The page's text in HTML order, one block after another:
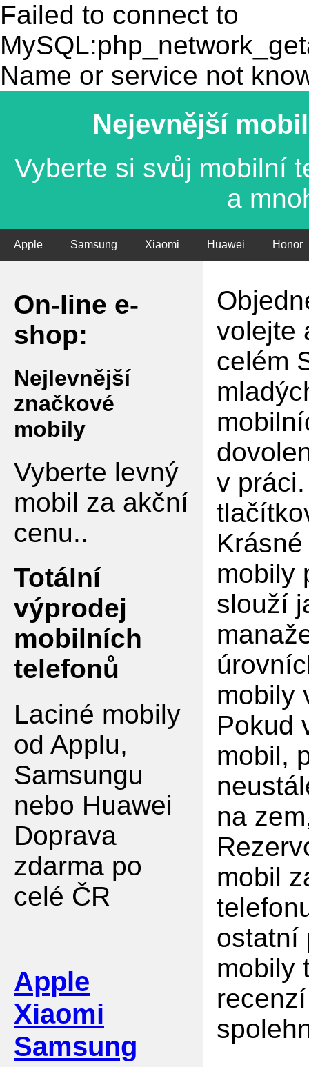
Failed to connect to
Name or service not
Nejevnější
Vyberte si svůj mobilní
a
Apple Samsung Xiaomi Huawei Honor
On-line e-
shop:
Nejlevnější
značkové
mobily
Vyberte levný
mobil za akční
cenu..
Totální
výprodej
mobilních
telefonů
Laciné mobily
od Applu,
Samsungu
nebo Huawei
Doprava
zdarma po
celé ČR
Apple
Xiaomi
Samsung
volejte
celém
v
mobily
slouží
mobily
Pokud
mobil,
na
mobil
ostatní
mobily